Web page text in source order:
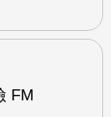
FM